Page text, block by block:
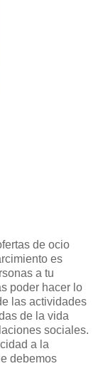
de ocio
es
a tu
poder hacer lo
las actividades
de la vida
sociales.
a la
debemos